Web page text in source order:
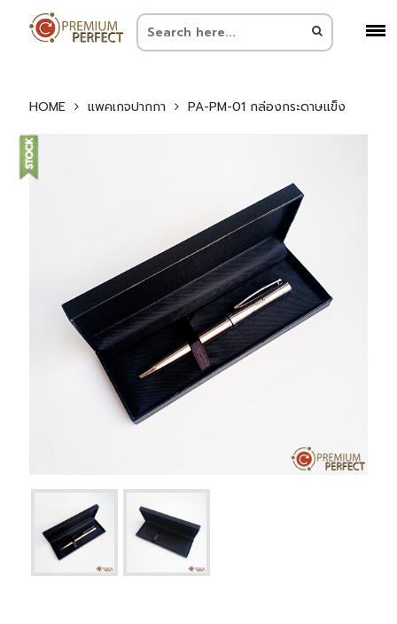
HOME แพคเกจปากกา PA-PM-01 กล่องกระดาษแข็ง